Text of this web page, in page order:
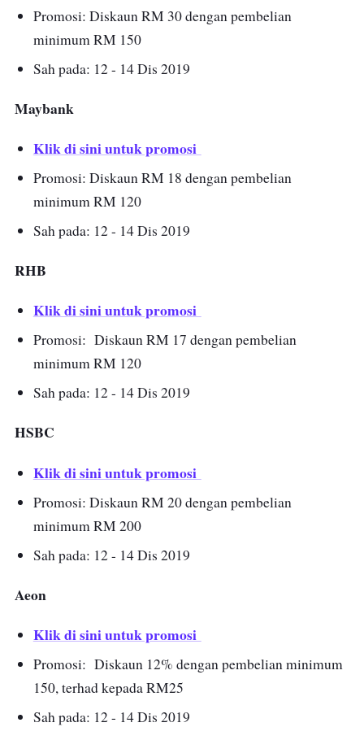
Promosi: Diskaun RM 30 dengan pembelian
minimum RM 150
Sah pada: 12 - 14 Dis 2019
Maybank
Klik di sini untuk promosi
Promosi: Diskaun RM 18 dengan pembelian
minimum RM 120
Sah pada: 12 - 14 Dis 2019
RHB
Klik di sini untuk promosi
Promosi: Diskaun RM 17 dengan pembelian
minimum RM 120
Sah pada: 12 - 14 Dis 2019
HSBC
Klik di sini untuk promosi
Promosi: Diskaun RM 20 dengan pembelian
minimum RM 200
Sah pada: 12 - 14 Dis 2019
Aeon
Klik di sini untuk promosi
Promosi: Diskaun 12% dengan pembelian minimum
150, terhad kepada RM25
Sah pada: 12 - 14 Dis 2019